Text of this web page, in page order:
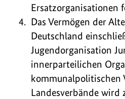
Ersatzorganisationen
Das Vermögen der
Deutschland
Jugendorganisation
innerparteilichen
kommunalpolitischen
Landesverbände wird